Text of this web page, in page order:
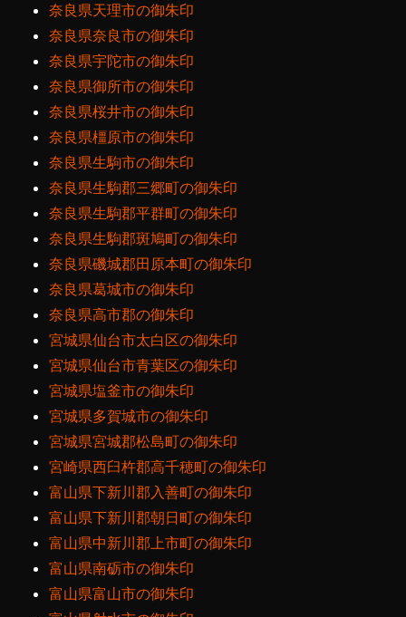
奈良県天理市の御朱印
奈良県奈良市の御朱印
奈良県宇陀市の御朱印
奈良県御所市の御朱印
奈良県桜井市の御朱印
奈良県橿原市の御朱印
奈良県生駒市の御朱印
奈良県生駒郡三郷町の御朱印
奈良県生駒郡平群町の御朱印
奈良県生駒郡斑鳩町の御朱印
奈良県磯城郡田原本町の御朱印
奈良県葛城市の御朱印
奈良県高市郡の御朱印
宮城県仙台市太白区の御朱印
宮城県仙台市青葉区の御朱印
宮城県塩釜市の御朱印
宮城県多賀城市の御朱印
宮城県宮城郡松島町の御朱印
宮崎県西臼杵郡高千穂町の御朱印
富山県下新川郡入善町の御朱印
富山県下新川郡朝日町の御朱印
富山県中新川郡上市町の御朱印
富山県南砺市の御朱印
富山県富山市の御朱印